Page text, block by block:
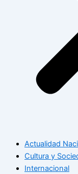
Actualidad
Cultura y
Internacional